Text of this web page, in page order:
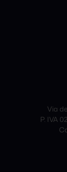
Via
P. IVA